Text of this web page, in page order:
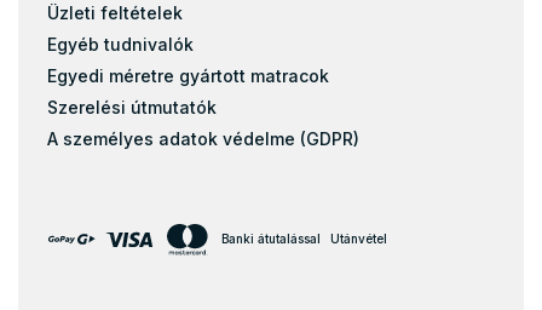
Üzleti feltételek
Egyéb tudnivalók
Egyedi méretre gyártott matracok
Szerelési útmutatók
A személyes adatok védelme (GDPR)
Banki átutalással Utánvétel